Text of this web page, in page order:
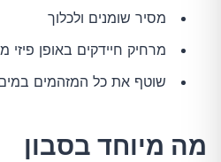
מסיר שומנים ולכלוך
מרחיק חיידקים באופן פיזי
שוטף את כל המזהמים
מה מיוחד בסבון